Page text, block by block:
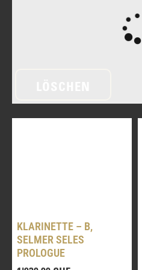
BASS
CLARINETS
KLARINETTE – B,
SELMER SELES
PROLOGUE